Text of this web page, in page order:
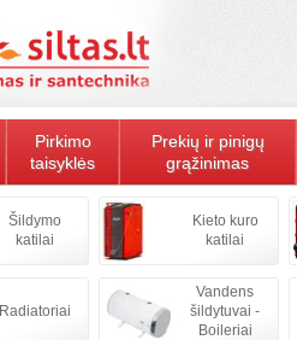
Pirkimo
taisyklės
Prekių ir pinigų
grąžinimas
Šildymo
katilai
Kieto kuro
katilai
Radiatoriai
Vandens
šildytuvai -
Boileriai